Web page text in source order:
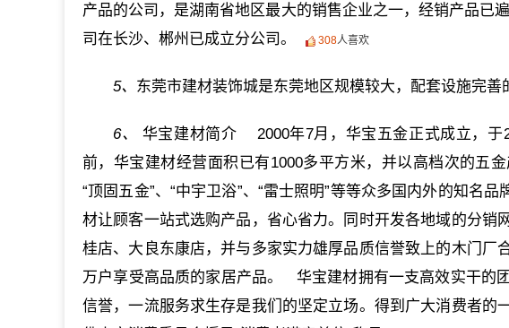
产品的公司，是湖南省地区最大的销售企业之一，经销产品已
司在长沙、郴州已成立分公司。
308人喜欢
5、 东莞市建材装饰城是东莞地区规模较大，配套设施完善
6、
华宝建材简介 2000年7月，华宝五金正式成立，
前，华宝建材经营面积已有1000多平方米，并以高档次的五
“顶固五金”、“中宇卫浴”、“雷士照明”等等众多国内外的知名
材让顾客一站式选购产品，省心省力。同时开发各地域的分销
桂店、大良东康店，并与多家实力雄厚品质信誉致上的木门厂
万户享受高品质的家居产品。 华宝建材拥有一支高效实干的
信誉，一流服务求生存是我们的坚定立场。得到广大消费者的